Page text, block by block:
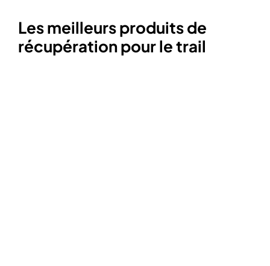
Les meilleurs produits de
récupération pour le trail